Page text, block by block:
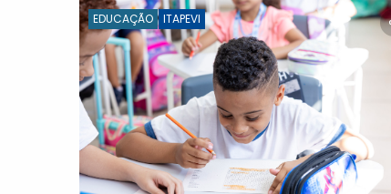
EDUCAÇÃO ITAPEVI